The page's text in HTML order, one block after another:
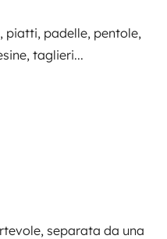
piatti, padelle, pentole,
taglieri...
separata da una